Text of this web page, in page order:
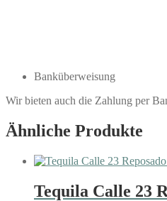
Banküberweisung
Wir bieten auch die Zahlung per
Ähnliche Produkte
Tequila Calle 23